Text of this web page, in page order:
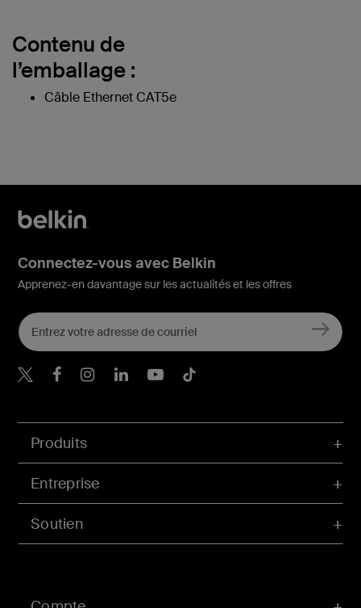
Contenu de
l’emballage :
Câble Ethernet CAT5e
Produits
Entreprise
Soutien
Connectez-vous avec Belkin
Apprenez-en davantage sur les actualités et les offres
Belkin Twitter
Belkin Facebook
Belkin Instagram
Belkin LinkedIn
Belkin Youtube
Belkin TikTok